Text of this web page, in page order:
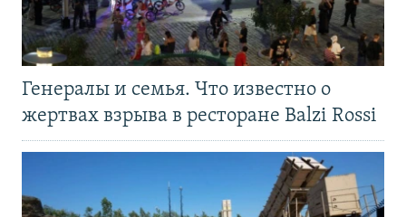
Генералы и семья. Что известно о
жертвах взрыва в ресторане Balzi Rossi